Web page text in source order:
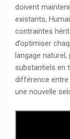
doivent
existants,
contraintes
d’optimiser
langage
substantiels en
différence entre
une nouvelle